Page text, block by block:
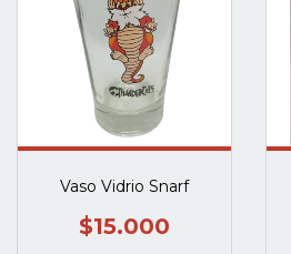
Vaso Vidrio Snarf
$15.000